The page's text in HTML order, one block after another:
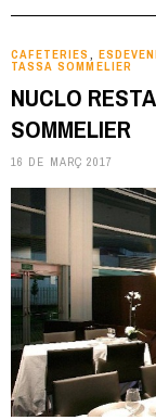
CAFETERIES
TASSA SOMMELIER
NUCLO
SOMMELIER
16 DE MARÇ 2017